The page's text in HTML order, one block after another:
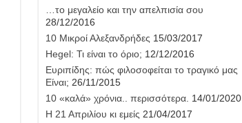
…το μεγαλείο και την απελπισία σου
28/12/2016
10 Μικροί Αλεξανδρήδες 15/03/2017
Hegel: Τι είναι το όριο; 12/12/2016
Ευριπίδης: πώς φιλοσοφείται το τραγικό μας
Είναι; 26/11/2015
10 «καλά» χρόνια.. περισσότερα. 14/01/2020
Η 21 Απριλίου κι εμείς 21/04/2017